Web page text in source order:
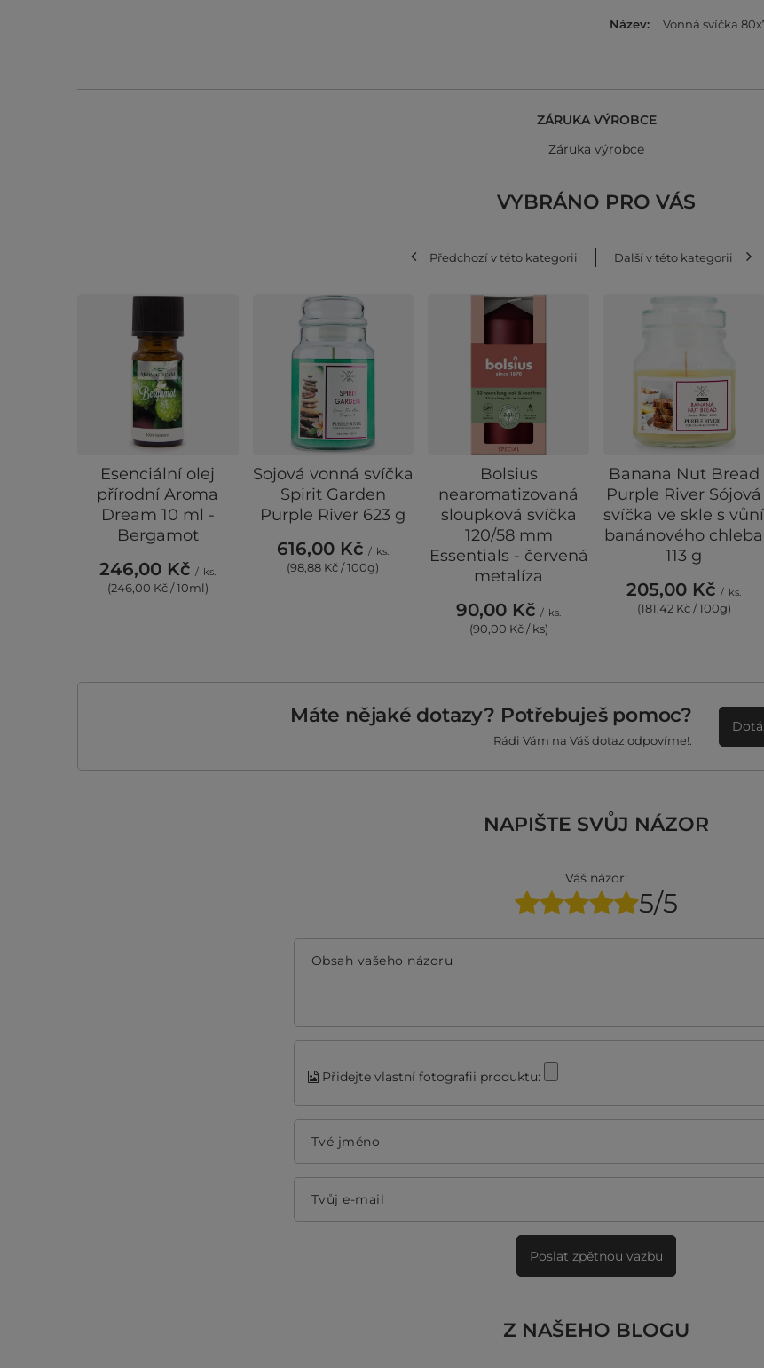
Název Vonná svíčka
ZÁRUKA VÝROBCE
Záruka výrobce
VYBRÁNO PRO VÁS
Předchozí v této kategorii Další v této kategorii
Esenciální olej
přírodní Aroma
Dream 10 ml -
Bergamot
246,00 Kč / ks.
(246,00 Kč / 10ml)
Sojová vonná svíčka
Spirit Garden
Purple River 623 g
616,00 Kč / ks.
(98,88 Kč / 100g)
Bolsius
nearomatizovaná
sloupková svíčka
120/58 mm
Essentials - červená
metalíza
90,00 Kč / ks.
(90,00 Kč / ks)
Banana Nut Bread
Purple River Sójová
svíčka ve skle s vůní
banánového chleba
113 g
205,00 Kč / ks.
(181,42 Kč / 100g)
Máte nějaké dotazy? Potřebuješ pomoc?
Rádi Vám na Váš dotaz odpovíme!.
NAPIŠTE SVŮJ NÁZOR
Váš názor:
5/5
Obsah vašeho názoru
Přidejte vlastní fotografii produktu:
Tvé jméno
Tvůj e-mail
Poslat zpětnou vazbu
Z NAŠEHO BLOGU